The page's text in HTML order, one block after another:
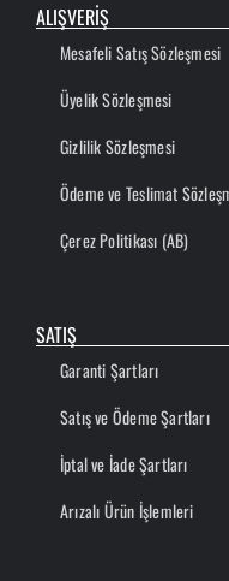
ALIŞVERİŞ
Mesafeli Satış Sözleşmesi
Üyelik Sözleşmesi
Gizlilik Sözleşmesi
Ödeme ve Teslimat
Çerez Politikası (AB)
SATIŞ
Garanti Şartları
Satış ve Ödeme Şartları
İptal ve İade Şartları
Arızalı Ürün İşlemleri